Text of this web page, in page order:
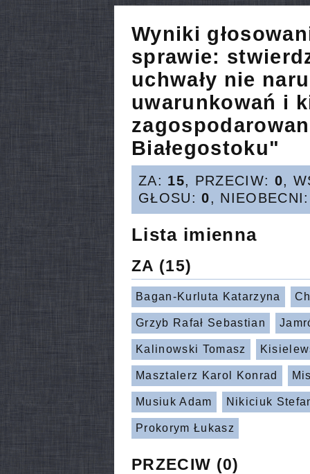
Wyniki
sprawie:
uchwały nie
uwarunkowań i
Białegostoku"
ZA: 15, PRZECIW: 0,
GŁOSU:0,
Lista imienna
ZA (15)
Bagan-Kurluta Katarzyna
Grzyb Rafał Sebastian
Kalinowski Tomasz
Masztalerz Karol Konrad
Musiuk Adam Nikiciuk
Prokorym Łukasz
PRZECIW (0)